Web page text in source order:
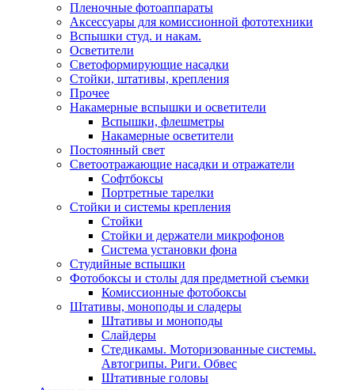
Пленочные фотоаппараты
Аксессуары для комиссионной фототехники
Вспышки студ. и накам.
Осветители
Светоформирующие насадки
Стойки, штативы, крепления
Прочее
Накамерные вспышки и осветители
Вспышки, флешметры
Накамерные осветители
Постоянный свет
Светоотражающие насадки и отражатели
Софтбоксы
Портретные тарелки
Стойки и системы крепления
Стойки
Стойки и держатели микрофонов
Система установки фона
Студийные вспышки
Фотобоксы и столы для предметной съемки
Комиссионные фотобоксы
Штативы, моноподы и сладеры
Штативы и моноподы
Слайдеры
Стедикамы. Моторизованные системы.
Автогрипы. Риги. Обвес
Штативные головы